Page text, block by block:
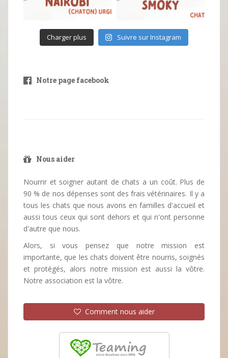
Charger plus Suivre sur Instagram
Notre page facebook
Nous aider
Nourrir et soigner autant de chats a un coût. Plus de
90 % de nos dépenses sont des frais vétérinaires. Il y a
tous les chats que nous avons en familles d'accueil et
aussi tous ceux qui sont dehors et qui n'ont personne
d'autre que nous.
Alors, si vous pensez que notre mission est
importante, que les chats doivent être nourris, soignés
et protégés, alors notre mission est aussi la vôtre.
Notre association est la vôtre.
Comment nous aider